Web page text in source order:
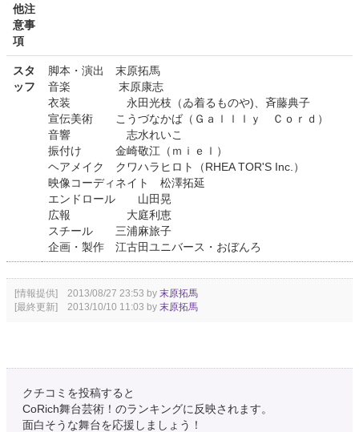
他注
意事
項
スタ
ッフ
脚本・演出 末原拓馬
音楽 末原康志
衣装 永田光枝（ゐ着るものや)、斉藤典子
宣伝美術 こうづなかば（Ｇａｌｌｌｙ Ｃｏｒｄ）
音響 志水れいこ
振付け 金崎敬江（ｍｉｅｌ）
ヘアメイク クワハラヒロト（RHEA TOR'S Inc.）
映像コーディネイト 松澤拓延
エンドロール 山田晃
広報 大庭利恵
スチール 三浦麻旅子
企画・製作 江古田ユニバース・おぼんろ
[情報提供] 2013/08/27 23:53 by 末原拓馬
[最終更新] 2013/10/10 11:03 by 末原拓馬
クチコミを投稿すると
CoRich舞台芸術！のランキングに反映されます。
面白そうな舞台を応援しましょう！